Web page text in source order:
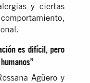
y ciertas
es difícil, pero
Agüero y